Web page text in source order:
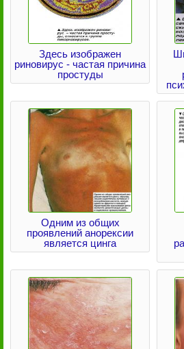
Здесь изображен
риновирус - частая причина
простуды
Одним из общих
проявлений анорексии
является цинга